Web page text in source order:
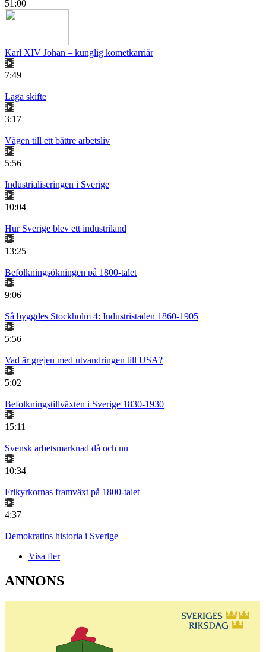
51:00
Karl XIV Johan – kunglig kometkarriär
7:49
Laga skifte
3:17
Vägen till ett bättre arbetsliv
5:56
Industrialiseringen i Sverige
10:04
Hur Sverige blev ett industriland
13:25
Befolkningsökningen på 1800-talet
9:06
Så byggdes Stockholm 4: Industristaden 1860-1905
5:56
Vad är grejen med utvandringen till USA?
5:02
Befolkningstillväxten i Sverige 1830-1930
15:11
Svensk arbetsmarknad då och nu
10:34
Frikyrkornas framväxt på 1800-talet
4:37
Demokratins historia i Sverige
Visa fler
ANNONS